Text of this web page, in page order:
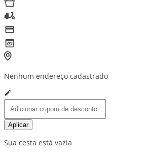
Nenhum endereço cadastrado
Aplicar
Sua cesta está vazia